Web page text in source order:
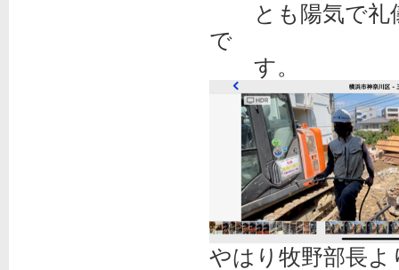
とも陽気で礼儀
で
す。
やはり牧野部長